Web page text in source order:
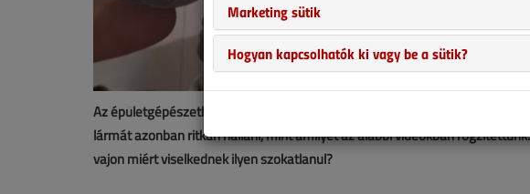
Az épületgépészetben nem különleges, hogy gondoskodni kell a csövek
lármát azonban ritkán hallani, mint amilyet az alábbi videókban
vajon miért viselkednek ilyen szokatlanul?
Marketing sütik
Hogyan kapcsolhatók ki vagy be a sütik?